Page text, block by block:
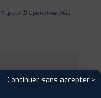
Mapbox © OpenStreetMap
Continuer sans accepter >